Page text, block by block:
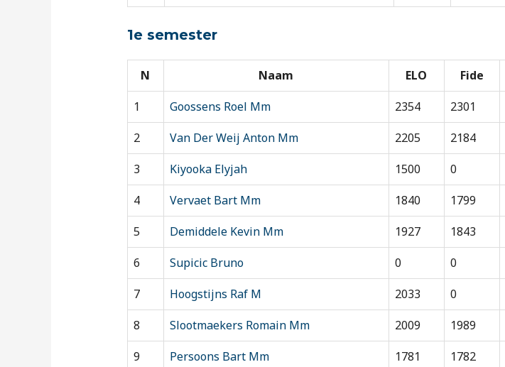
1e semester
N Naam ELO Fide
1
Goossens Roel Mm 2354 2301
2
Van Der Weij Anton Mm 2205 2184
3
Kiyooka Elyjah 1500 0
4
Vervaet Bart Mm 1840 1799
5
Demiddele Kevin Mm 1927 1843
6
Supicic Bruno 0 0
7
Hoogstijns Raf M 2033 0
8
Slootmaekers Romain Mm 2009 1989
9
Persoons Bart Mm 1781 1782